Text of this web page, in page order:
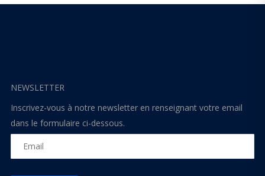
NEWSLETTER
Inscrivez-vous à notre newsletter en renseignant votre email
dans le formulaire ci-dessous.